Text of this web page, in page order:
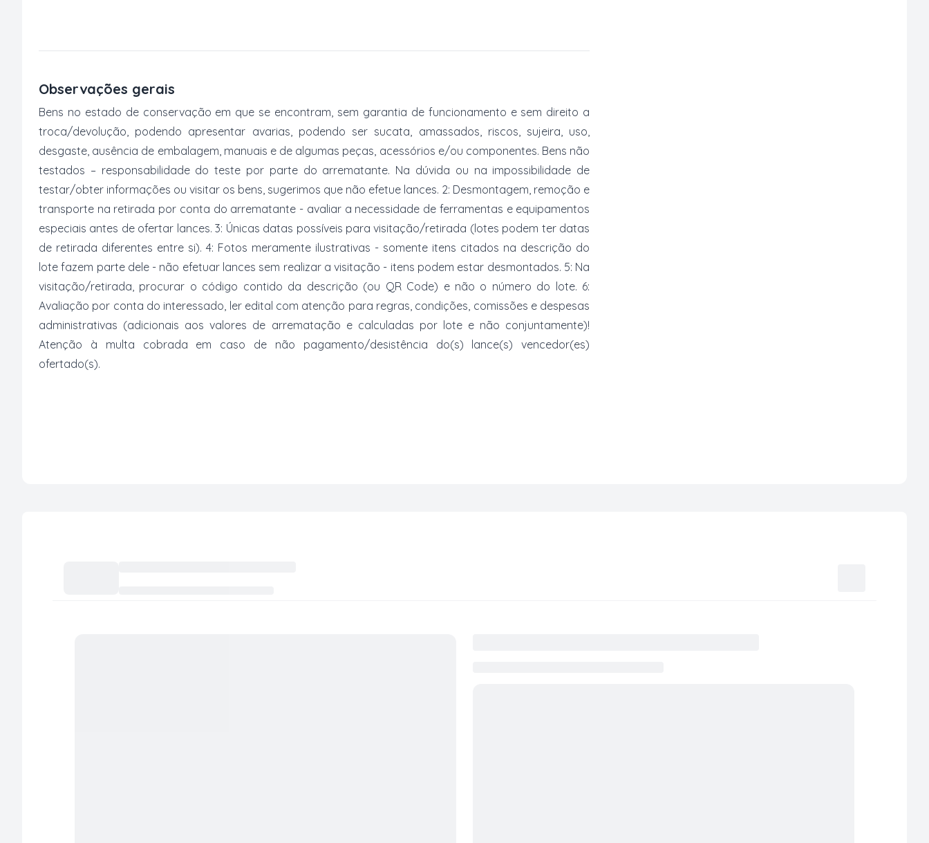
Observações gerais
Bens no estado de conservação em que se encontram, sem garantia de funcionamento e sem direito a
troca/devolução, podendo apresentar avarias, podendo ser sucata, amassados, riscos, sujeira, uso,
desgaste, ausência de embalagem, manuais e de algumas peças, acessórios e/ou componentes. Bens não
testados – responsabilidade do teste por parte do arrematante. Na dúvida ou na impossibilidade de
testar/obter informações ou visitar os bens, sugerimos que não efetue lances. 2: Desmontagem, remoção e
transporte na retirada por conta do arrematante - avaliar a necessidade de ferramentas e equipamentos
especiais antes de ofertar lances. 3: Únicas datas possíveis para visitação/retirada (lotes podem ter datas
de retirada diferentes entre si). 4: Fotos meramente ilustrativas - somente itens citados na descrição do
lote fazem parte dele - não efetuar lances sem realizar a visitação - itens podem estar desmontados. 5: Na
visitação/retirada, procurar o código contido da descrição (ou QR Code) e não o número do lote. 6:
Avaliação por conta do interessado, ler edital com atenção para regras, condições, comissões e despesas
administrativas (adicionais aos valores de arrematação e calculadas por lote e não conjuntamente)!
Atenção à multa cobrada em caso de não pagamento/desistência do(s) lance(s) vencedor(es)
ofertado(s).